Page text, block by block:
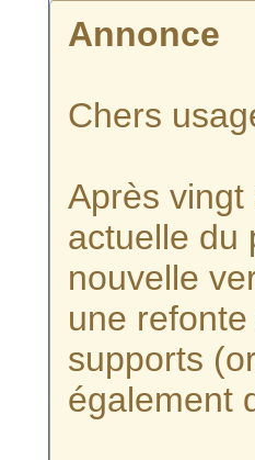
Annonce
Chers
Après
actuelle du
nouvelle
une
supports
également